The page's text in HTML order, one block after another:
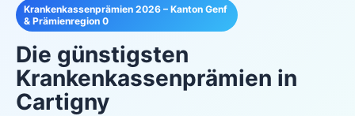
Krankenkassenprämien 2026 – Kanton Genf
& Prämienregion 0
Die günstigsten
Krankenkassenprämien in
Cartigny